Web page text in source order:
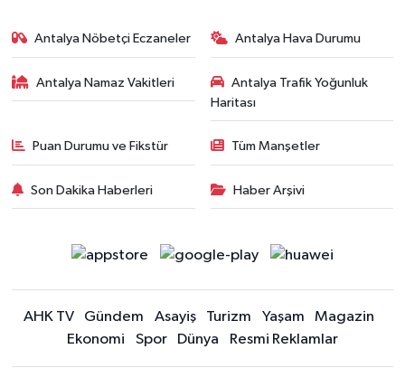
Antalya Nöbetçi Eczaneler Antalya Hava Durumu
Antalya Namaz Vakitleri
Antalya Trafik Yoğunluk
Haritası
Puan Durumu ve Fikstür Tüm Manşetler
Son Dakika Haberleri Haber Arşivi
AHK TV Gündem Asayiş Turizm Yaşam
Magazin
Ekonomi
Spor Dünya Resmi Reklamlar